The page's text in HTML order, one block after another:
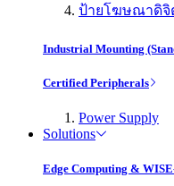
ป้ายโฆษณาดิจิต
Industrial Mounting
Certified Peripherals
Power Supply
Solutions
Edge Computing &